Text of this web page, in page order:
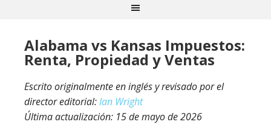
Alabama vs Kansas Impuestos:
Renta, Propiedad y Ventas
Escrito originalmente en inglés y revisado por el
director editorial:Ian Wright
Última actualización: 15 de mayo de 2026